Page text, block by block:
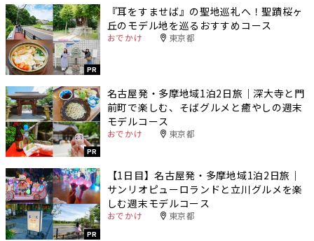
PR
『耳をすませば』の聖地巡礼へ！聖蹟桜ヶ
丘のモデル地を巡るおすすめコース
おでかけ 東京都
PR
名古屋発・多摩地域1泊2日旅｜深大寺と門
前町で楽しむ、そばグルメと癒やしの週末
モデルコース
おでかけ 東京都
PR
【1日目】名古屋発・多摩地域1泊2日旅｜
サンリオピューロランドと立川グルメを楽
しむ週末モデルコース
おでかけ 東京都